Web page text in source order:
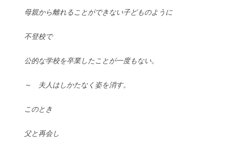
母親から離れることができない子どものように
不登校で
公的な学校を卒業したことが一度もない。
～ 夫人はしかたなく姿を消す。
このとき
父と再会し